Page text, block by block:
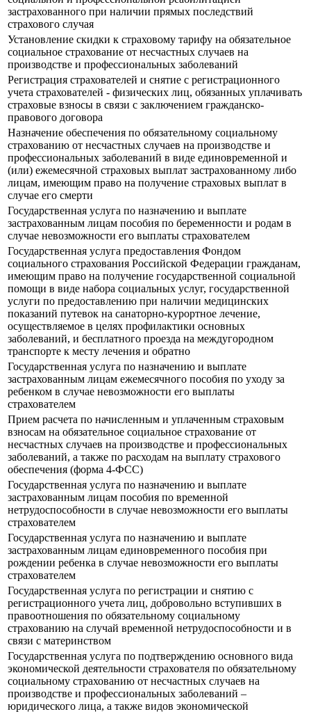
застрахованного при наличии прямых последствий
страхового случая
Установление скидки к страховому тарифу на обязательное
социальное страхование от несчастных случаев на
производстве и профессиональных заболеваний
Регистрация страхователей и снятие с регистрационного
учета страхователей - физических лиц, обязанных уплачивать
страховые взносы в связи с заключением гражданско-
правового договора
Назначение обеспечения по обязательному социальному
страхованию от несчастных случаев на производстве и
профессиональных заболеваний в виде единовременной и
(или) ежемесячной страховых выплат застрахованному либо
лицам, имеющим право на получение страховых выплат в
случае его смерти
Государственная услуга по назначению и выплате
застрахованным лицам пособия по беременности и родам в
случае невозможности его выплаты страхователем
Государственная услуга предоставления Фондом
социального страхования Российской Федерации гражданам,
имеющим право на получение государственной социальной
помощи в виде набора социальных услуг, государственной
услуги по предоставлению при наличии медицинских
показаний путевок на санаторно-курортное лечение,
осуществляемое в целях профилактики основных
заболеваний, и бесплатного проезда на междугородном
транспорте к месту лечения и обратно
Государственная услуга по назначению и выплате
застрахованным лицам ежемесячного пособия по уходу за
ребенком в случае невозможности его выплаты
страхователем
Прием расчета по начисленным и уплаченным страховым
взносам на обязательное социальное страхование от
несчастных случаев на производстве и профессиональных
заболеваний, а также по расходам на выплату страхового
обеспечения (форма 4-ФСС)
Государственная услуга по назначению и выплате
застрахованным лицам пособия по временной
нетрудоспособности в случае невозможности его выплаты
страхователем
Государственная услуга по назначению и выплате
застрахованным лицам единовременного пособия при
рождении ребенка в случае невозможности его выплаты
страхователем
Государственная услуга по регистрации и снятию с
регистрационного учета лиц, добровольно вступивших в
правоотношения по обязательному социальному
страхованию на случай временной нетрудоспособности и в
связи с материнством
Государственная услуга по подтверждению основного вида
экономической деятельности страхователя по обязательному
социальному страхованию от несчастных случаев на
производстве и профессиональных заболеваний –
юридического лица, а также видов экономической